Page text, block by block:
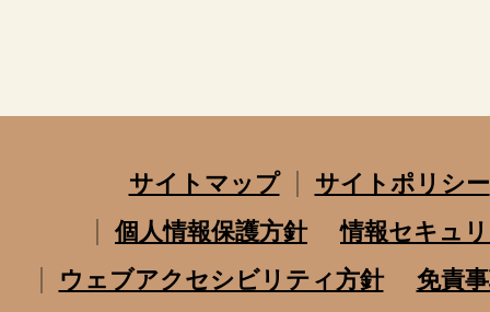
サイトマップ
サイトポリシー
個人情報保護方針
情報セキュ
ウェブアクセシビリティ方針
免責